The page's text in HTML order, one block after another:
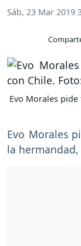
Sáb, 23 Mar 2019
Evo Morales
Evo Morales
la